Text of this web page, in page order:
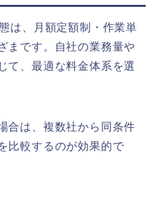
は、月額定額制・作業単
まです。自社の業務量や
て、最適な料金体系を選
合は、複数社から同条件
比較するのが効果的で